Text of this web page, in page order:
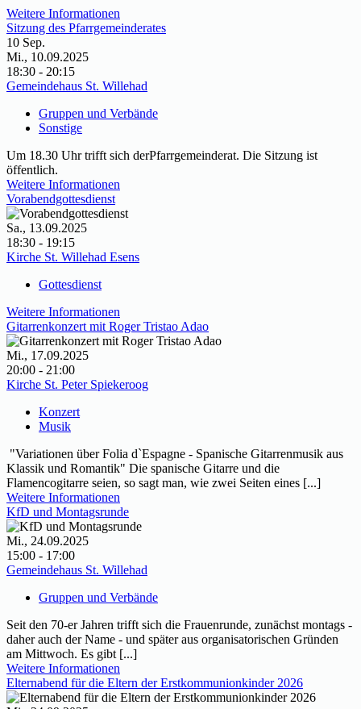
Weitere Informationen
Sitzung des Pfarrgemeinderates
10 Sep.
Mi., 10.09.2025
18:30 - 20:15
Gemeindehaus St. Willehad
Gruppen und Verbände
Sonstige
Um 18.30 Uhr trifft sich derPfarrgemeinderat. Die Sitzung ist
öffentlich.
Weitere Informationen
Vorabendgottesdienst
Sa., 13.09.2025
18:30 - 19:15
Kirche St. Willehad Esens
Gottesdienst
Weitere Informationen
Gitarrenkonzert mit Roger Tristao Adao
Mi., 17.09.2025
20:00 - 21:00
Kirche St. Peter Spiekeroog
Konzert
Musik
"Variationen über Folia d`Espagne - Spanische Gitarrenmusik aus
Klassik und Romantik" Die spanische Gitarre und die
Flamencogitarre seien, so sagt man, wie zwei Seiten eines [...]
Weitere Informationen
KfD und Montagsrunde
Mi., 24.09.2025
15:00 - 17:00
Gemeindehaus St. Willehad
Gruppen und Verbände
Seit den 70-er Jahren trifft sich die Frauenrunde, zunächst montags -
daher auch der Name - und später aus organisatorischen Gründen
am Mittwoch. Es gibt [...]
Weitere Informationen
Elternabend für die Eltern der Erstkommunionkinder 2026